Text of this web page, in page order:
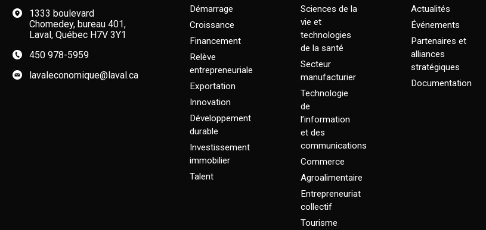
1333 boulevard
Chomedey, bureau 401,
Laval, Québec H7V 3Y1
450 978-5959
lavaleconomique@laval.ca
Démarrage
Croissance
Financement
Relève
entrepreneuriale
Exportation
Innovation
Développement
durable
Investissement
immobilier
Talent
Sciences de la
vie et
technologies
de la santé
Secteur
manufacturier
Technologie
de
l’information
et des
communications
Commerce
Agroalimentaire
Entrepreneuriat
collectif
Tourisme
Actualités
Événements
Partenaires et
alliances
stratégiques
Documentation